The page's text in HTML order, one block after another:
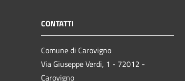
CONTATTI
Comune di Carovigno
Via Giuseppe Verdi, 1 - 72012 -
Carovigno